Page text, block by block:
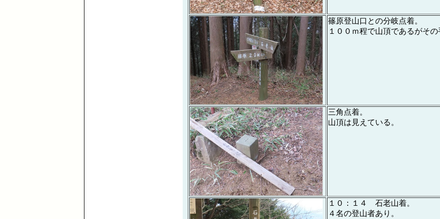
篠原登山口との分岐点着。
１００ｍ程で山頂であるがそ
三角点着。
山頂は見えている。
１０：１４ 石老山着。
４名の登山者あり。